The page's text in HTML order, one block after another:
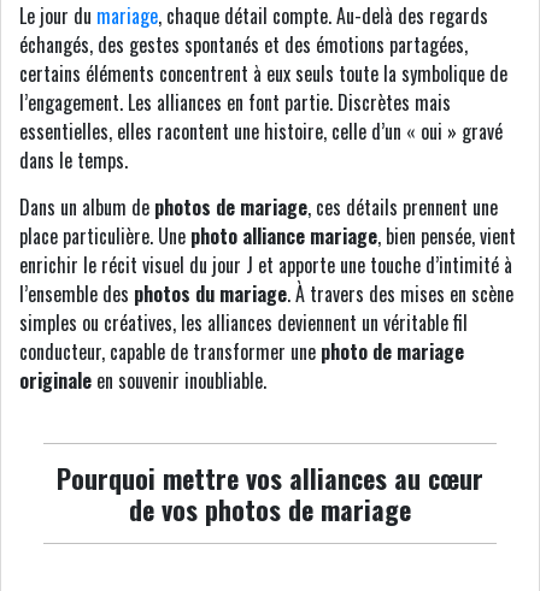
Le jour du mariage, chaque détail compte. Au-delà des regards
échangés, des gestes spontanés et des émotions partagées,
certains éléments concentrent à eux seuls toute la symbolique de
l’engagement. Les alliances en font partie. Discrètes mais
essentielles, elles racontent une histoire, celle d’un « oui » gravé
dans le temps.
Dans un album de photos de mariage, ces détails prennent une
place particulière. Une photo alliance mariage, bien pensée, vient
enrichir le récit visuel du jour J et apporte une touche d’intimité à
l’ensemble des photos du mariage. À travers des mises en scène
simples ou créatives, les alliances deviennent un véritable fil
conducteur, capable de transformer une photo de mariage
originale en souvenir inoubliable.
Pourquoi mettre vos alliances au cœur
de vos photos de mariage